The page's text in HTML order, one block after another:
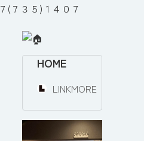
７(７３５)１４０７
HOME
LINKMORE